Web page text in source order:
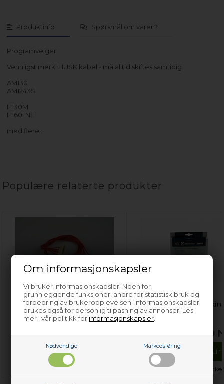
Om informasjonskapsler
Vi bruker informasjonskapsler. Noen for
grunnleggende funksjoner, andre for statistisk bruk og
forbedring av brukeropplevelsen. Informasjonskapsler
brukes også for personlig tilpasning av annonser. Les
mer i vår politikk for informasjonskapsler
Nødvendige Markedsføring
Produktinfo Spørsmål om varen?
Programvelger
Vennligst merk: HUSK kabel - må alltid skiftes samtidig
AM130
AM1243S
H130M
H160I NE
med flere…
Populære relaterte produkter
Kabel, Hoover
vaskemaskin
329,00 NOK
Legg i kurven
Kun 1 igjen!(Lev. 2-4 virkedager
Vaskemaskinrens,
universal vaskemaskin
364,00
Legg i
På lager ( Lev. 2-4